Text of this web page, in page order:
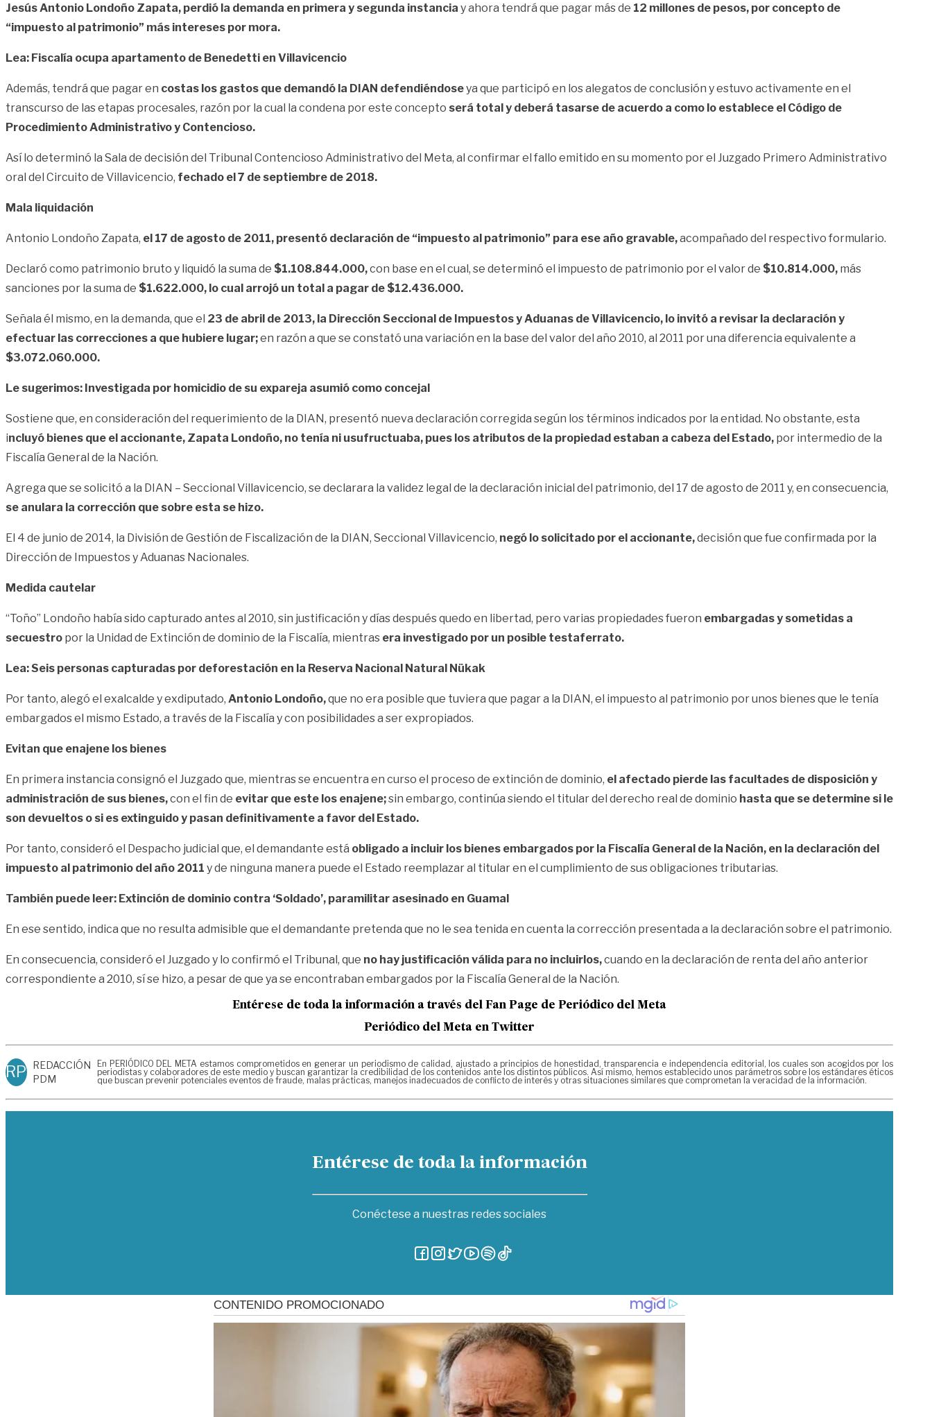
Jesús Antonio Londoño Zapata, perdió la demanda en primera y segunda instancia y ahora tendrá que pagar más de 12 millones de pesos, por concepto de
“impuesto al patrimonio” más intereses por mora.
Lea: Fiscalía ocupa apartamento de Benedetti en Villavicencio
Además, tendrá que pagar en costas los gastos que demandó la DIAN defendiéndoseya que participó en los alegatos de conclusión y estuvo activamente en el
transcurso de las etapas procesales, razón por la cual la condena por este concepto será total y deberá tasarse de acuerdo a como lo establece el Código de
Procedimiento Administrativo y Contencioso.
Así lo determinó la Sala de decisión del Tribunal Contencioso Administrativo del Meta, al confirmar el fallo emitido en su momento por el Juzgado Primero Administrativo
oral del Circuito de Villavicencio, fechado el 7 de septiembre de 2018.
Mala liquidación
Antonio Londoño Zapata, el 17 de agosto de 2011, presentó declaración de “impuesto al patrimonio” para ese año gravable,acompañado del respectivo formulario.
Declaró como patrimonio bruto y liquidó la suma de $1.108.844.000,con base en el cual, se determinó el impuesto de patrimonio por el valor de $10.814.000, más
sanciones por la suma de $1.622.000, lo cual arrojó un total a pagar de $12.436.000.
Señala él mismo, en la demanda, que el 23 de abril de 2013, la Dirección Seccional de Impuestos y Aduanas de Villavicencio, lo invitó a revisar la declaración y
efectuar las correcciones a que hubiere lugar;en razón a que se constató una variación en la base del valor del año 2010, al 2011 por una diferencia equivalente a
$3.072.060.000.
Le sugerimos: Investigada por homicidio de su expareja asumió como concejal
Sostiene que, en consideración del requerimiento de la DIAN, presentó nueva declaración corregida según los términos indicados por la entidad. No obstante, esta
incluyó bienes que el accionante, Zapata Londoño, no tenía ni usufructuaba, pues los atributos de la propiedad estaban a cabeza del Estado, por intermedio de la
Fiscalía General de la Nación.
Agrega que se solicitó a la DIAN – Seccional Villavicencio, se declarara la validez legal de la declaración inicial del patrimonio, del 17 de agosto de 2011 y, en consecuencia,
se anulara la corrección que sobre esta se hizo.
El 4 de junio de 2014, la División de Gestión de Fiscalización de la DIAN, Seccional Villavicencio, negó lo solicitado por el accionante,decisión que fue confirmada por la
Dirección de Impuestos y Aduanas Nacionales.
Medida cautelar
“Toño” Londoño había sido capturado antes al 2010, sin justificación y días después quedo en libertad, pero varias propiedades fueron embargadas y sometidas a
secuestro por la Unidad de Extinción de dominio de la Fiscalía, mientras era investigado por un posible testaferrato.
Lea: Seis personas capturadas por deforestación en la Reserva Nacional Natural Nükak
Por tanto, alegó el exalcalde y exdiputado, Antonio Londoño,que no era posible que tuviera que pagar a la DIAN, el impuesto al patrimonio por unos bienes que le tenía
embargados el mismo Estado, a través de la Fiscalía y con posibilidades a ser expropiados.
Evitan que enajene los bienes
En primera instancia consignó el Juzgado que, mientras se encuentra en curso el proceso de extinción de dominio, el afectado pierde las facultades de disposición y
administración de sus bienes,con el fin de evitar que este los enajene;sin embargo, continúa siendo el titular del derecho real de dominio hasta que se determine si le
son devueltos o si es extinguido y pasan definitivamente a favor del Estado.
Por tanto, consideró el Despacho judicial que, el demandante está obligado a incluir los bienes embargados por la Fiscalía General de la Nación, en la declaración del
impuesto al patrimonio del año 2011 y de ninguna manera puede el Estado reemplazar al titular en el cumplimiento de sus obligaciones tributarias.
También puede leer: Extinción de dominio contra ‘Soldado’, paramilitar asesinado en Guamal
En ese sentido, indica que no resulta admisible que el demandante pretenda que no le sea tenida en cuenta la corrección presentada a la declaración sobre el patrimonio.
En consecuencia, consideró el Juzgado y lo confirmó el Tribunal, que no hay justificación válida para no incluirlos,cuando en la declaración de renta del año anterior
correspondiente a 2010, sí se hizo, a pesar de que ya se encontraban embargados por la Fiscalía General de la Nación.
Entérese de toda la información a través del Fan Page de Periódico del Meta
Periódico del Meta en Twitter
RP REDACCIÓN
PDM
En PERIÓDICO DEL META estamos comprometidos en generar un periodismo de calidad, ajustado a principios de honestidad, transparencia e independencia editorial, los cuales son acogidos por los
periodistas y colaboradores de este medio y buscan garantizar la credibilidad de los contenidos ante los distintos públicos. Así mismo, hemos establecido unos parámetros sobre los estándares éticos
que buscan prevenir potenciales eventos de fraude, malas prácticas, manejos inadecuados de conflicto de interés y otras situaciones similares que comprometan la veracidad de la información.
Entérese de toda la información
Conéctese a nuestras redes sociales